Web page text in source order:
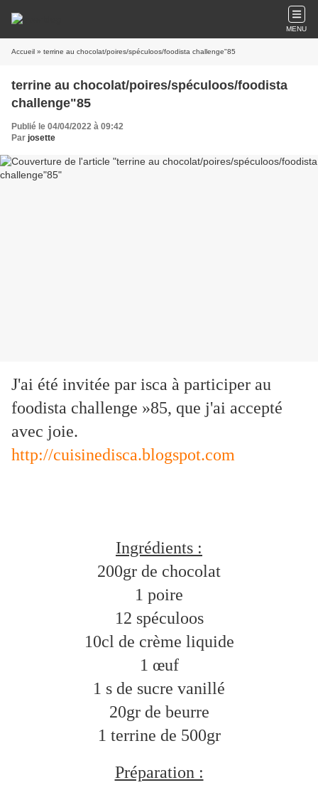
MENU
Accueil » terrine au chocolat/poires/spéculoos/foodista challenge"85
terrine au chocolat/poires/spéculoos/foodista
challenge"85
Publié le 04/04/2022 à 09:42
Par josette
J'ai été invitée par isca à participer au
foodista challenge »85, que j'ai accepté
avec joie.
http://cuisinedisca.blogspot.com
Ingrédients :
200gr de chocolat
1 poire
12 spéculoos
10cl de crème liquide
1 œuf
1 s de sucre vanillé
20gr de beurre
1 terrine de 500gr
Préparation :